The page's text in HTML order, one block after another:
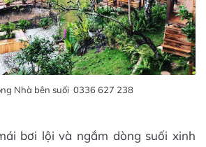
Nhà bên suối 0336 627 238
bơi lội và ngắm dòng suối xinh